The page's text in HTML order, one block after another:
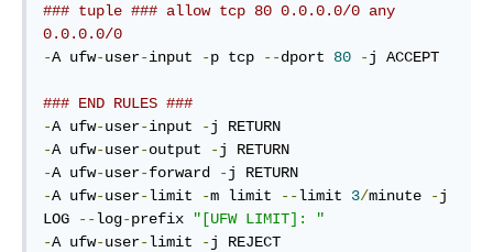
### tuple ### allow tcp 80 0.0.0.0/0 any
0.0.0.0/0
-A ufw-user-input -p tcp --dport 80 -j ACCEPT
### END RULES ###
-A ufw-user-input -
-A ufw-user-output -
-A ufw-user-forward -
-A ufw-user-limit -m limit --limit 3/minute -j
LOG
--log-prefix
"[UFW LIMIT]: "
-A ufw-user-limit -